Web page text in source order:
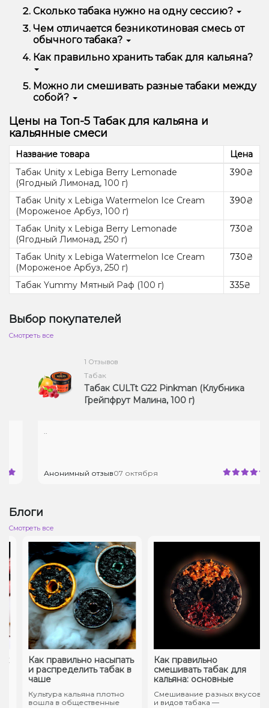
Начинающим подойдут влажные табачные смеси с
высокой жаростойкостью и лёгкими фруктовыми
вкусами. Такой наполнитель для кальяна прощает
ошибки при нагреве и даёт приятный дым.
— это именно те вкусы кальяна для девушек и
начинающих, которые нравятся большинству.
Сколько табака нужно на одну сессию?
На одну сессию обычно уходит от 15 до 25 г в
зависимости от типа чаши. Для небольших чаш
достаточно 15 г, для глубоких фаннелов
потребуется до 25 г. Из упаковки в 100 г
получается примерно 4–6 полноценных сессий.
Чем отличается безникотиновая смесь от
обычного табака?
Главное отличие в составе: безникотиновая смесь
производится из чайного листа или растительной
аромату она близка к классическому никотиновому
табаку. Подходит тем, кто хочет отказаться от
зависимости, а также используется как добавка для
кальяна для снижения крепости смеси для кальяна.
Как правильно хранить табак для кальяна?
Табак нужно хранить в плотно закрытой ёмкости в
прохладном месте без прямых солнечных лучей.
При соблюдении этих условий табачная смесь
сохраняет свои свойства до 1–2 лет. Пересыхание
снижает дымность и ослабляет аромат, а
попадание влаги может привести к появлению
Можно ли смешивать разные табаки между
собой?
Да, смешивать смеси для кальяна —
распространённая практика среди опытных
кальянщиков. Главное — учитывать совместимость
табак хорошо сочетается с мятными добавками
для кальяна, создавая многослойный аромат.
Экспериментируйте и находите свой идеальный
вкус.
Цены на Топ-5 Табак для кальяна и
кальянные смеси
Название товара
Цена
Табак Unity x Lebiga Berry Lemonade
(Ягодный Лимонад, 100 г)
390₴
Табак Unity x Lebiga Watermelon Ice Cream
(Мороженое Арбуз, 100 г)
390₴
Табак Unity x Lebiga Berry Lemonade
(Ягодный Лимонад, 250 г)
730₴
Табак Unity x Lebiga Watermelon Ice Cream
(Мороженое Арбуз, 250 г)
730₴
Табак Yummy Мятный Раф (100 г) 335₴
Выбор покупателей
Cмотреть все
1 Отзывов
Табак
Табак CULTt G22 Pinkman (Клубника
Грейпфрут Малина, 100 г)
Анонимный отзыв07 октября
Блоги
Cмотреть все
Как правильно насыпать
и распределить табак в
чаше
Культура кальяна плотно
вошла в общественные
Как правильно
смешивать табак для
кальяна: основные
Смешивание разных вкусов
и видов табака —